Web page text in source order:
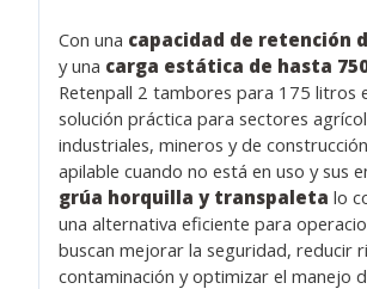
Con una capacidad de retención
y una carga estática de hasta
Retenpall 2 tambores para 175 litros
solución práctica para sectores
industriales, mineros y de
apilable cuando no está en uso y sus
grúa horquilla y transpaleta lo
una alternativa eficiente para
buscan mejorar la seguridad, reducir
contaminación y optimizar el manejo